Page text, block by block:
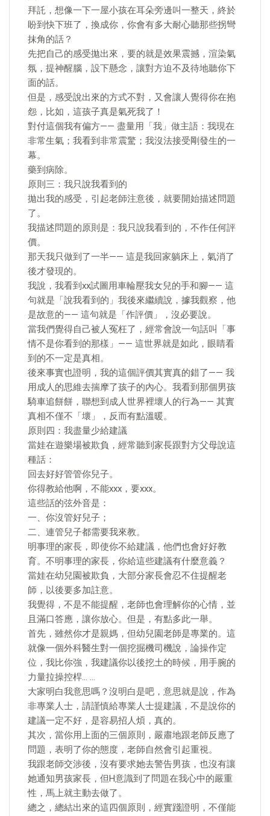
拜託，想像一下一屋小孩在耳朵旁邊叫一整天，終於
盼到快下班了，換成你，你會有多大耐心聽那些拐彎
抹角的話？
先把自己的感受拋出來，要的就是效果震撼，渲染氣
氛，提神醒腦，設下懸念，讓對方迫不及待地聽你下
面的話。
但是，感受說出來的方式不對，又會讓人覺得你在抱
怨，比如，這孩子真是氣死我了！
對付這個我有偏方—— 盡量用「我」做主語：我現在
非常生氣；我看到非常震驚；我沒法接受剛發生的一
幕。
藥到病除。
原則三：我只說我看到的
拋出我的感受，引起老師注意後，就要開始描述問題
了。
我描述問題的原則是：我只說我看到的，不作任何評
價。
那天我只做到了一半—— 這是我回家躺床上，氣消了
後才發現的。
我說，我看到xx試圖用車輪壓我女兒的手和腳—— 這
句就是「說我看到的」我後來繼續說，據我觀察，他
是故意的—— 這句就是「作評價」，沒必要說。
當我們覺得自己被人冤枉了，經常會說一句話叫「事
情不是你看到的那樣」—— 這世界就是如此，眼睛看
到的不一定是真相。
後來事實也證明，我的這個評價其實真的錯了—— 我
用成人的思維去揣摩了孩子的內心。我看到那個男孩
騎車追餅餅，聯想到成人世界裡壞人的行為—— 其實
真相不僅不「壞」，反而有點溫暖。
原則四：我盡量少給建議
當娃在遊樂場被欺負，經常聽到家長跟對方父母說這
種話：
回去好好管管你兒子。
你得教給他啊，不能xxx，要xxx。
這些話的弦外音是：
一、你沒管好兒子；
二、連管兒子都需要我來教。
明事理的家長，即使你不給建議，他們也會好好教
育。不明事理的家長，你給這些建議有什麼意義？
當娃在幼兒園被欺負，大部分家長會忍不住提醒老
師，以後要多加註意。
我覺得，不是不能提醒，老師也會理解你的心情，並
且滿口答應，讓你放心。但是，有點多此一舉。
首先，雖然你才是親媽，但幼兒園老師是專業的。這
就像一個外科醫生對一個挖掘機司機說，論操作定
位，我比你強，我建議你以後挖土的時候，用手腕的
力量拉操控桿… …
大家明白我意思嗎？沒明白是吧，意思就是說，作為
非專業人士，請謹慎給專業人士提建議，不是說你的
建議一定不好，是容易招人煩，真的。
其次，當你用上面的三個原則，嚴肅地跟老師反應了
問題，表明了你的態度，老師自然會引起重視。
我跟老師交涉後，沒有要求她去警告男孩，也沒有讓
她通知男孩家長，但H意識到了問題在我心中的嚴重
性，馬上就主動去做了。
總之，總結出來的這四個原則，經實踐證明，不僅能